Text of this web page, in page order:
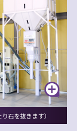
石を抜きます）